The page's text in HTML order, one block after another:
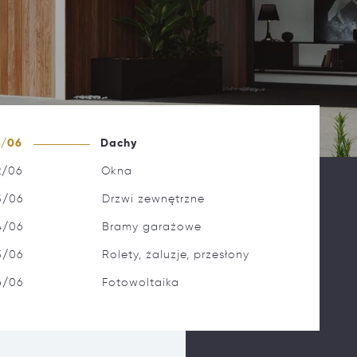
06 Dachy
06 Okna
06 Drzwi zewnętrzne
06 Bramy garażowe
06 Rolety, żaluzje, przesłony
06 Fotowoltaika